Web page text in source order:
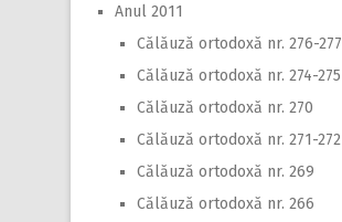
Anul 2011
Călăuză ortodoxă nr. 276-277
Călăuză ortodoxă nr. 274-275
Călăuză ortodoxă nr. 270
Călăuză ortodoxă nr. 271-272
Călăuză ortodoxă nr. 269
Călăuză ortodoxă nr. 266